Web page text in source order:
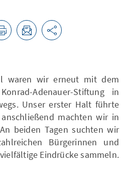
waren wir erneut mit dem
Adenauer-Stiftung in
Unser erster Halt führte
machten wir in
beiden Tagen suchten wir
Bürgerinnen und
Eindrücke sammeln.